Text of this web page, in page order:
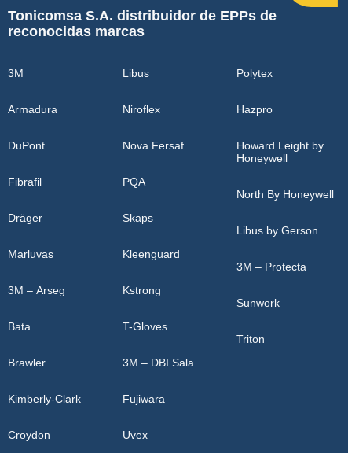
Tonicomsa S.A. distribuidor de EPPs de
reconocidas marcas
3M
Armadura
DuPont
Fibrafil
Dräger
Marluvas
3M – Arseg
Bata
Brawler
Kimberly-Clark
Croydon
Libus
Niroflex
Nova Fersaf
PQA
Skaps
Kleenguard
Kstrong
T-Gloves
3M – DBI Sala
Fujiwara
Uvex
Polytex
Hazpro
Howard Leight by
Honeywell
North By Honeywell
Libus by Gerson
3M – Protecta
Sunwork
Triton